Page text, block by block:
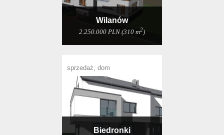
Wilanów
2.250.000 PLN (310 m2)
sprzedaż, dom
Biedronki